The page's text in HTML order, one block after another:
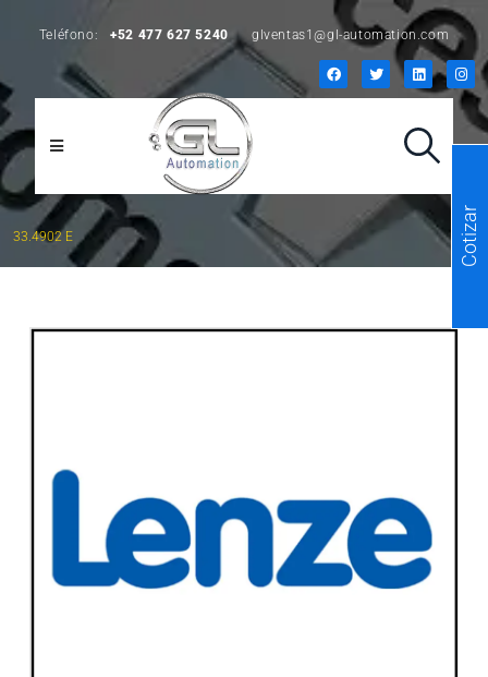
Teléfono: +52 477 627 5240 glventas1@gl-automation.com
33.4902 E Cotizar